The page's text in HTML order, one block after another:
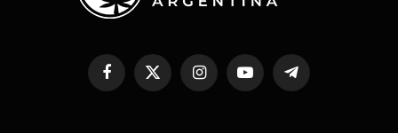
FacebookX
(Twitter)
InstagramYouTubeTelegram